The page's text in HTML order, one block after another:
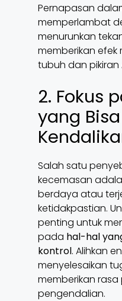
Pernapasan
memperlambat
menurunkan
memberikan
tubuh dan pikiran
2. Fokus
yang
Salah satu
kecemasan
berdaya atau
ketidakpastian.
penting untuk
pada hal-hal
kontrol. Alihkan
menyelesaikan
memberikan
pengendalian.